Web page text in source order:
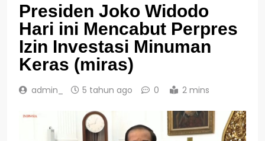
Presiden Joko Widodo
Hari ini Mencabut Perpres
Izin Investasi Minuman
Keras (miras)
admin_ 5 tahun ago 0 2 mins